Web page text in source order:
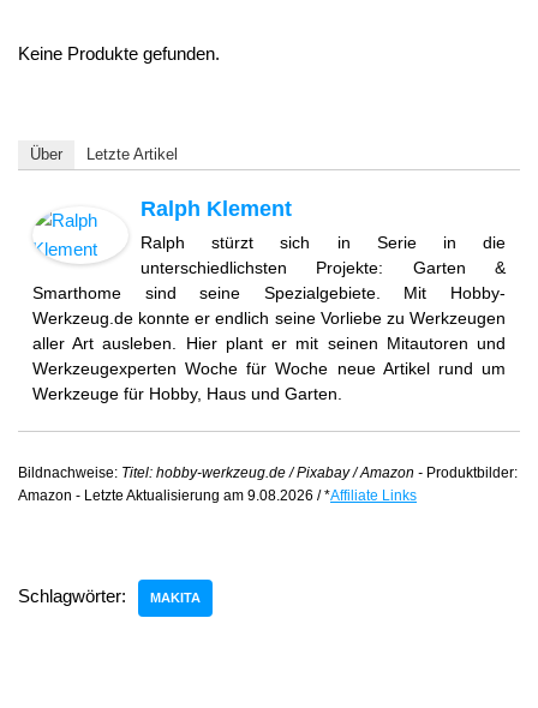
Keine Produkte gefunden.
Über Letzte Artikel
Ralph Klement
Ralph stürzt sich in Serie in die
unterschiedlichsten Projekte: Garten &
Smarthome sind seine Spezialgebiete. Mit Hobby-
Werkzeug.de konnte er endlich seine Vorliebe zu Werkzeugen
aller Art ausleben. Hier plant er mit seinen Mitautoren und
Werkzeugexperten Woche für Woche neue Artikel rund um
Werkzeuge für Hobby, Haus und Garten.
Bildnachweise: Titel: hobby-werkzeug.de / Pixabay / Amazon - Produktbilder:
Amazon - Letzte Aktualisierung am 9.08.2026 / *Affiliate Links
Schlagwörter: MAKITA